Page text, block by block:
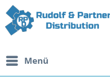
Menü